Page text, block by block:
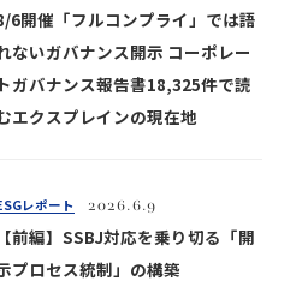
6開催「フルコンプライ」では語
ないガバナンス開示 コーポレー
トガバナンス報告書18,325件で読
エクスプレインの現在地
レポート 2026.6.9
【前編】SSBJ対応を乗り切る「開
プロセス統制」の構築